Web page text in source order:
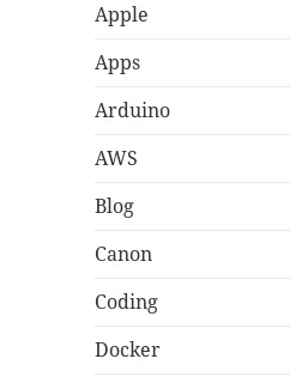
Apple
Apps
Arduino
AWS
Blog
Canon
Coding
Docker